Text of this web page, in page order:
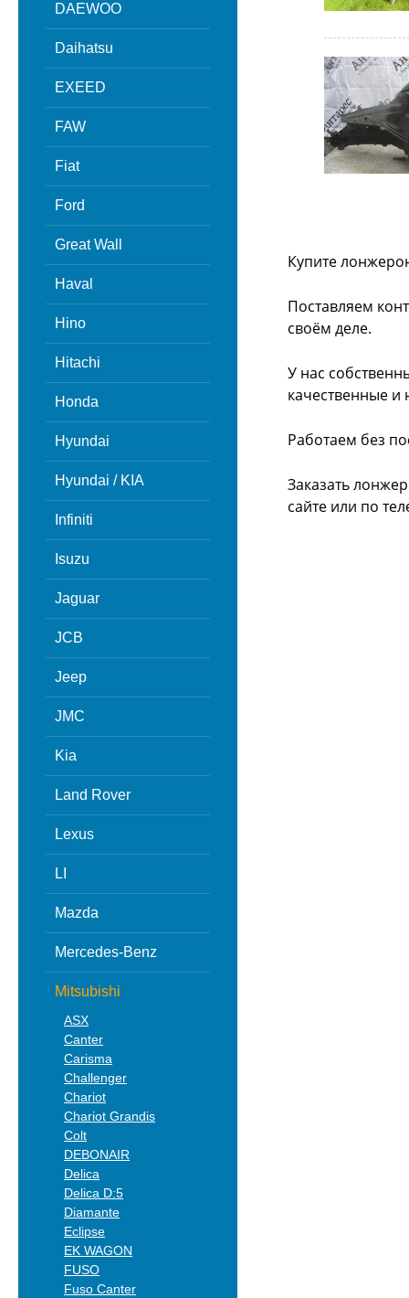
DAEWOO
Daihatsu
EXEED
FAW
Fiat
Ford
Great Wall
Haval
Hino
Hitachi
Honda
Hyundai
Hyundai / KIA
Infiniti
Isuzu
Jaguar
JCB
Jeep
JMC
Kia
Land Rover
Lexus
LI
Mazda
Mercedes-Benz
Mitsubishi
ASX
Canter
Carisma
Challenger
Chariot
Chariot Grandis
Colt
DEBONAIR
Delica
Delica D:5
Diamante
Eclipse
EK WAGON
FUSO
Fuso Canter
Купите
Поставляем
своём деле.
У нас
качественные и
Работаем без
Заказать
сайте или по